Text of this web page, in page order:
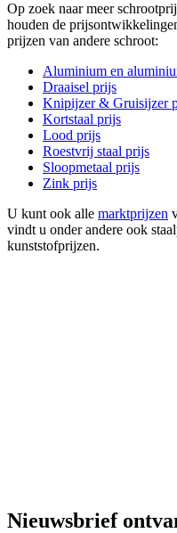
Op zoek naar meer
houden de
prijzen van andere schroot:
Aluminium en
Draaisel prijs
Knipijzer & Gruisijzer
Kortstaal prijs
Lood prijs
Roestvrij staal prijs
Sloopmetaal prijs
Zink prijs
U kunt ook alle marktprijzen
vindt u onder andere ook
kunststofprijzen.
Nieuwsbrief